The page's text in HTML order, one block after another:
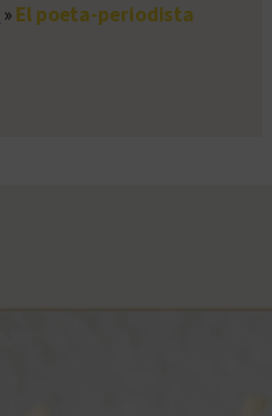
»El poeta-periodista